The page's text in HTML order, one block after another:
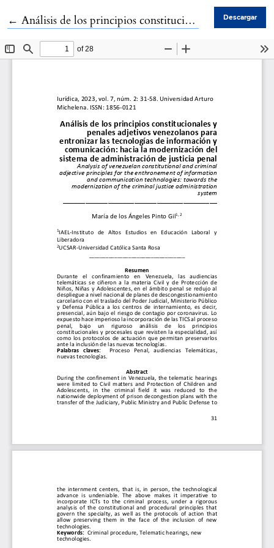
← Volver a los detalles del artículo
Análisis de los principios constitucionales y penales adjetivos venezolanos para entronizar las tecnologías de información y comunicación: hacia la modernización del sistema de administración de justicia penal Descargar